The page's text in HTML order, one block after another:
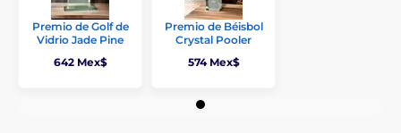
Premio de Golf de
Vidrio Jade Pine
642 Mex$
Premio de Béisbol
Crystal Pooler
574 Mex$